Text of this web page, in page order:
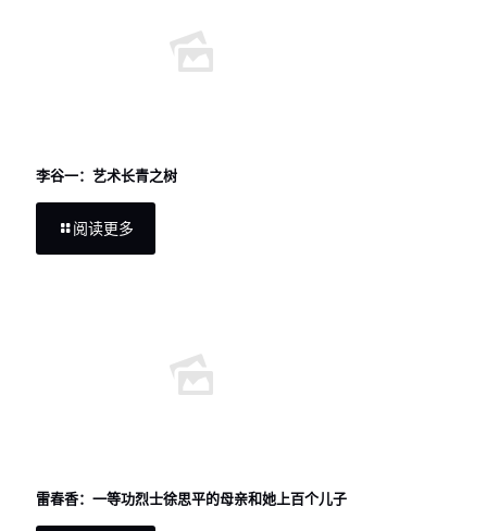
李谷一：艺术长青之树
阅读更多
雷春香：一等功烈士徐思平的母亲和她上百个儿子